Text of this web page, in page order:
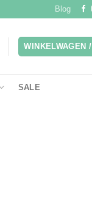
Blog
WINKELWAGEN /
SALE